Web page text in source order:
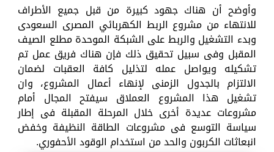
وأوضح أن هناك جهود كبيرة من قبل جميع الأطراف
للانتهاء من مشروع الربط الكهربائي المصرى السعودى
وبدء التشغيل والربط على الشبكة الموحدة مطلع الصيف
المقبل وفى سبيل تحقيق ذلك فإن هناك فريق عمل تم
تشكيله ويواصل عمله لتذليل كافة العقبات لضمان
الالتزام بالجدول الزمنى لإنهاء أعمال المشروع، وان
تشغيل هذا المشروع العملاق سيفتح المجال أمام
مشروعات عديدة أخرى خلال المرحلة المقبلة فى إطار
سياسة التوسع فى مشروعات الطاقة النظيفة وخفض
انبعاثات الكربون والحد من استخدام الوقود الأحفوري.